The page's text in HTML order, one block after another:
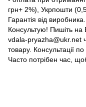
грн+ 2%), Укрпошти
Гарантія від виробника.
Консультую! Пишіть
vdala-pryazha@ukr.net
товару. Консультації
Часто потрібен час,